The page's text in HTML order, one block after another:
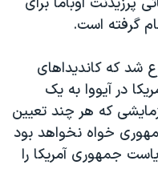
گرفته است.
شد که کاندیداهای
در آیووا به یک
که هر چند تعیین
خواه نخواهد بود
جمهوری آمریکا را